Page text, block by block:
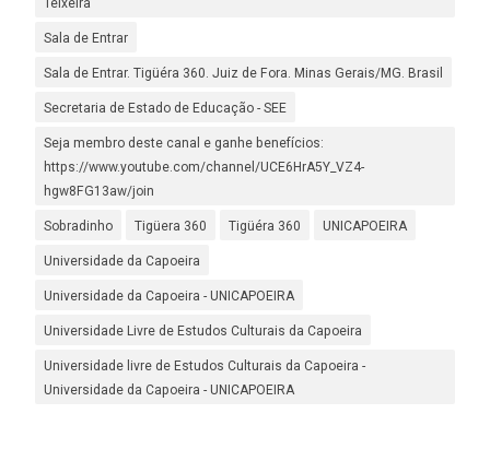
Teixeira
Sala de Entrar
Sala de Entrar. Tigüéra 360. Juiz de Fora. Minas Gerais/MG. Brasil
Secretaria de Estado de Educação - SEE
Seja membro deste canal e ganhe benefícios:
https://www.youtube.com/channel/UCE6HrA5Y_VZ4-
hgw8FG13aw/join
Sobradinho Tigüera 360 Tigüéra 360 UNICAPOEIRA
Universidade da Capoeira
Universidade da Capoeira - UNICAPOEIRA
Universidade Livre de Estudos Culturais da Capoeira
Universidade livre de Estudos Culturais da Capoeira -
Universidade da Capoeira - UNICAPOEIRA